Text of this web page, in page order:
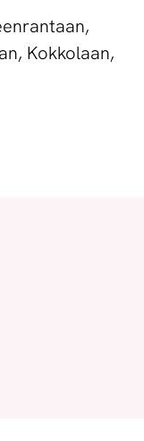
Kokkolaan,